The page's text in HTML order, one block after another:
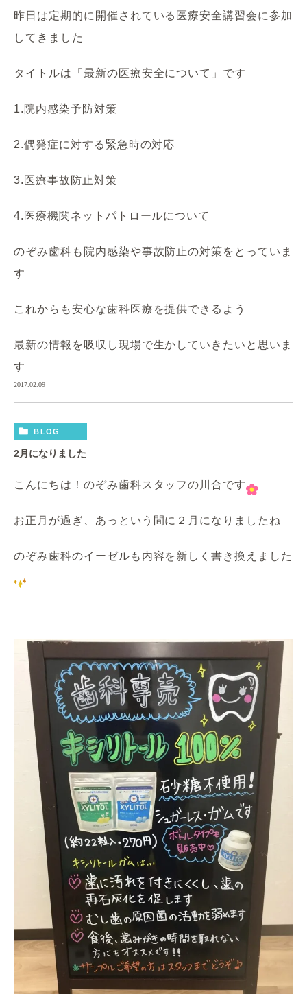
昨日は定期的に開催されている医療安全講習会に参加
してきました
タイトルは「最新の医療安全について」です
1.院内感染予防対策
2.偶発症に対する緊急時の対応
3.医療事故防止対策
4.医療機関ネットパトロールについて
のぞみ歯科も院内感染や事故防止の対策をとっていま
す
これからも安心な歯科医療を提供できるよう
最新の情報を吸収し現場で生かしていきたいと思いま
す
2017.02.09
BLOG
2月になりました
こんにちは！のぞみ歯科スタッフの川合です
お正月が過ぎ、あっという間に２月になりましたね
のぞみ歯科のイーゼルも内容を新しく書き換えました